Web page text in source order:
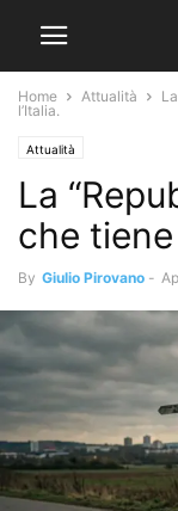
Home Attualità
l’Italia.
Attualità
La
che
By Giulio Pirovano -